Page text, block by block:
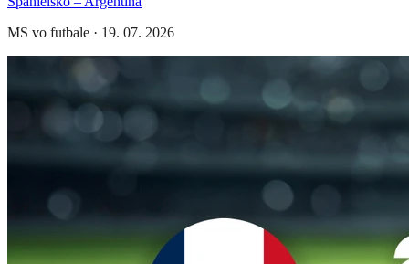
MS vo futbale · 19. 07. 2026